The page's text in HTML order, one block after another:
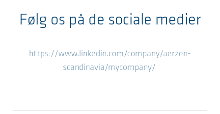
Følg os på de sociale medier
https://www.linkedin.com/company/aerzen-
scandinavia/mycompany/